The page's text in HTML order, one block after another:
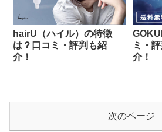
hairU（ハイル）の特徴
は？口コミ・評判も紹
介！
ミ・
介！
次のページ